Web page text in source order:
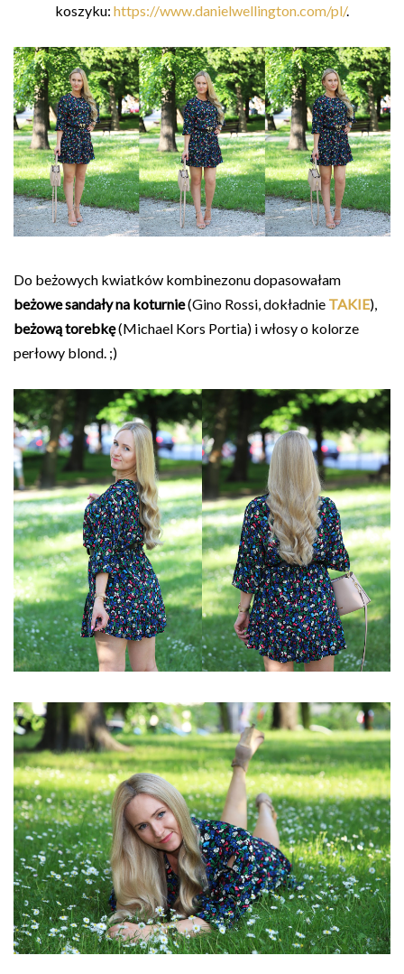
koszyku: https://www.danielwellington.com/pl/.
Do beżowych kwiatków kombinezonu dopasowałam
beżowe sandały na koturnie(Gino Rossi, dokładnie TAKIE),
beżową torebkę(Michael Kors Portia) i włosy o kolorze
perłowy blond. ;)